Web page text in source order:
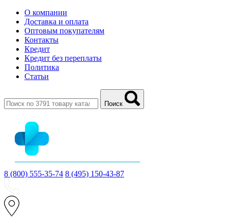
О компании
Доставка и оплата
Оптовым покупателям
Контакты
Кредит
Кредит без переплаты
Политика
Статьи
Поиск
8 (800) 555-35-74 8 (495) 150-43-87